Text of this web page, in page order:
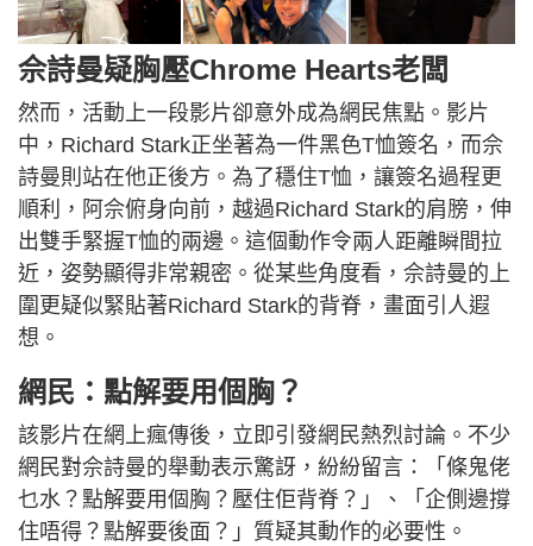
佘詩曼疑胸壓Chrome Hearts老闆
然而，活動上一段影片卻意外成為網民焦點。影片
中，Richard Stark正坐著為一件黑色T恤簽名，而佘
詩曼則站在他正後方。為了穩住T恤，讓簽名過程更
順利，阿佘俯身向前，越過Richard Stark的肩膀，伸
出雙手緊握T恤的兩邊。這個動作令兩人距離瞬間拉
近，姿勢顯得非常親密。從某些角度看，佘詩曼的上
圍更疑似緊貼著Richard Stark的背脊，畫面引人遐
想。
網民：點解要用個胸？
該影片在網上瘋傳後，立即引發網民熱烈討論。不少
網民對佘詩曼的舉動表示驚訝，紛紛留言：「條鬼佬
乜水？點解要用個胸？壓住佢背脊？」、「企側邊撐
住唔得？點解要後面？」質疑其動作的必要性。